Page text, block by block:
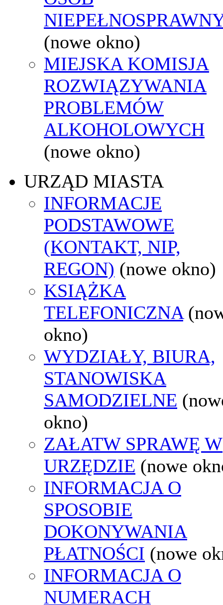
(nowe okno)
MIEJSKA KOMISJA
ROZWIĄZYWANIA
PROBLEMÓW
ALKOHOLOWYCH
(nowe okno)
URZĄD MIASTA
INFORMACJE
PODSTAWOWE
(KONTAKT, NIP,
REGON) (nowe okno)
KSIĄŻKA
TELEFONICZNA
okno)
WYDZIAŁY, BIURA,
STANOWISKA
SAMODZIELNE
okno)
ZAŁATW SPRAWĘ W
URZĘDZIE (nowe
INFORMACJA O
SPOSOBIE
DOKONYWANIA
PŁATNOŚCI (nowe
INFORMACJA O
NUMERACH